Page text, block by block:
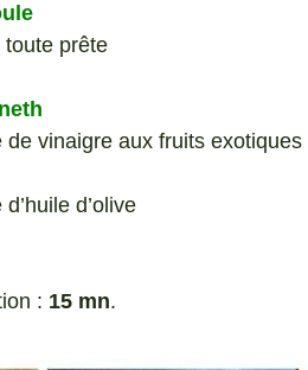
toute prête
de vinaigre aux fruits exotiques
d’olive
: 15 mn.